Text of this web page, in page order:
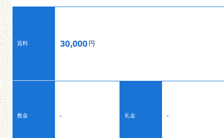
賃料 30,000 円
敷金 - 礼金 -